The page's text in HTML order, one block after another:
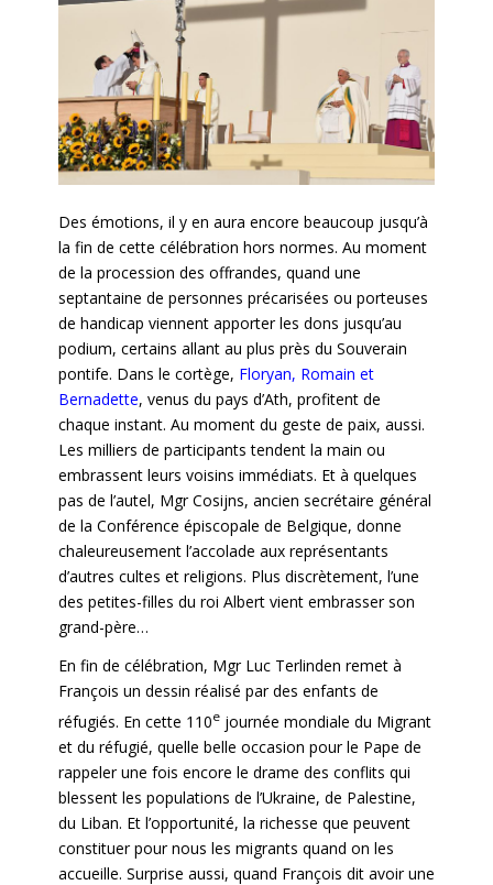
Des émotions, il y en aura encore beaucoup jusqu’à
la fin de cette célébration hors normes. Au moment
de la procession des offrandes, quand une
septantaine de personnes précarisées ou porteuses
de handicap viennent apporter les dons jusqu’au
podium, certains allant au plus près du Souverain
pontife. Dans le cortège, Floryan, Romain et
Bernadette, venus du pays d’Ath, profitent de
chaque instant. Au moment du geste de paix, aussi.
Les milliers de participants tendent la main ou
embrassent leurs voisins immédiats. Et à quelques
pas de l’autel, Mgr Cosijns, ancien secrétaire général
de la Conférence épiscopale de Belgique, donne
chaleureusement l’accolade aux représentants
d’autres cultes et religions. Plus discrètement, l’une
des petites-filles du roi Albert vient embrasser son
grand-père…
En fin de célébration, Mgr Luc Terlinden remet à
François un dessin réalisé par des enfants de
réfugiés. En cette 110ejournée mondiale du Migrant
et du réfugié, quelle belle occasion pour le Pape de
rappeler une fois encore le drame des conflits qui
blessent les populations de l’Ukraine, de Palestine,
du Liban. Et l’opportunité, la richesse que peuvent
constituer pour nous les migrants quand on les
accueille. Surprise aussi, quand François dit avoir une